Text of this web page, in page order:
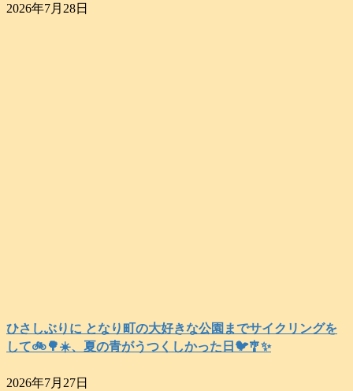
2026年7月28日
ひさしぶりに となり町の大好きな公園までサイクリングを
して🚲️🌳☀️、夏の青がうつくしかった日🐦️🎐✨️
2026年7月27日